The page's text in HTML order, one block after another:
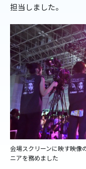
担当しました。
会場スクリーンに映す映像
ニアを務めました